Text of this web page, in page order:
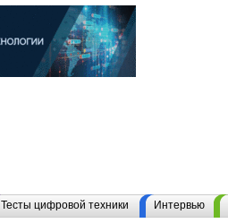
Тесты цифровой техники Интервью